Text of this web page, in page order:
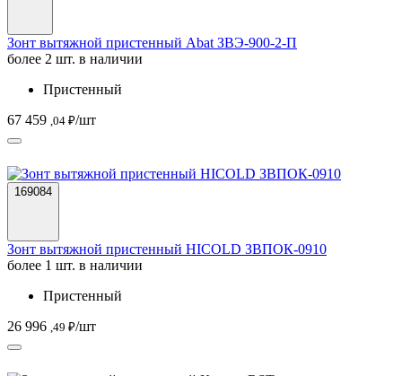
Зонт вытяжной пристенный Abat ЗВЭ-900-2-П
более 2 шт. в наличии
Пристенный
67 459 ,04 ₽/шт
169084
Зонт вытяжной пристенный HICOLD ЗВПОК-0910
более 1 шт. в наличии
Пристенный
26 996 ,49 ₽/шт